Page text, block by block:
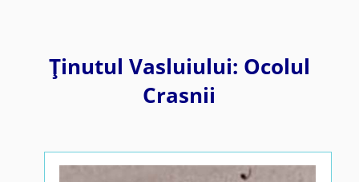
Ţinutul Vasluiului: Ocolul
Crasnii